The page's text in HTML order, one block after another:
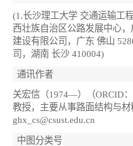
(1.长沙理工大学 交通运输工
西壮族自治区公路发展中心
建设有限公司，广东 佛山
司，湖南 长沙 410004)
通讯作者
关宏信（1974—）（ORCID：
教授，主要从事路面结构与材
ghx_cs@csust.edu.cn
中图分类号